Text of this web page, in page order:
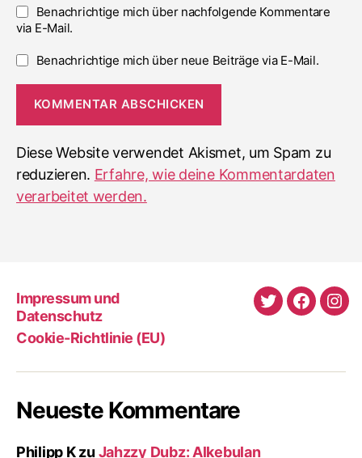
Benachrichtige mich über nachfolgende Kommentare
via E-Mail.
Benachrichtige mich über neue Beiträge via E-Mail.
Diese Website verwendet Akismet, um Spam zu
reduzieren. Erfahre, wie deine Kommentardaten
verarbeitet werden.
Impressum und
Datenschutz
Cookie-Richtlinie (EU)
Twitter
Neueste Kommentare
Philipp Kzu Jahzzy Dubz: Alkebulan